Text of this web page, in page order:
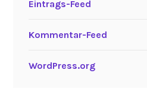
Eintrags-Feed
Kommentar-Feed
WordPress.org